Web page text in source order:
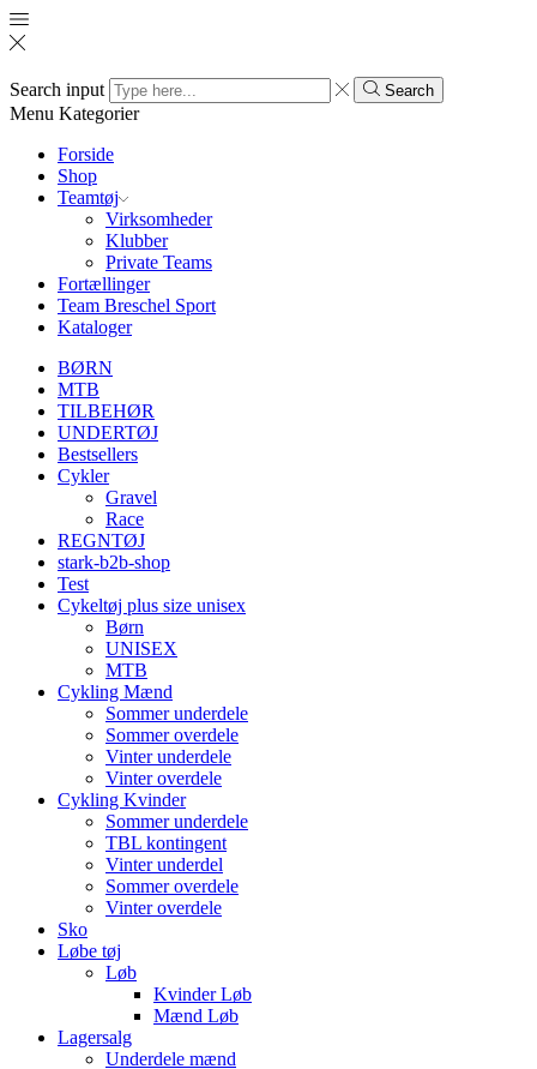
Search input Search
Menu Kategorier
Forside
Shop
Teamtøj
Virksomheder
Klubber
Private Teams
Fortællinger
Team Breschel Sport
Kataloger
BØRN
MTB
TILBEHØR
UNDERTØJ
Bestsellers
Cykler
Gravel
Race
REGNTØJ
stark-b2b-shop
Test
Cykeltøj plus size unisex
Børn
UNISEX
MTB
Cykling Mænd
Sommer underdele
Sommer overdele
Vinter underdele
Vinter overdele
Cykling Kvinder
Sommer underdele
TBL kontingent
Vinter underdel
Sommer overdele
Vinter overdele
Sko
Løbe tøj
Løb
Kvinder Løb
Mænd Løb
Lagersalg
Underdele mænd